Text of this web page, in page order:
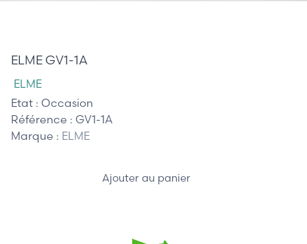
ELME GV1-1A
ELME
Etat : Occasion
Référence : GV1-1A
Marque : ELME
Ajouter au panier